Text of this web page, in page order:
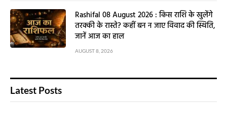
Rashifal 08 August 2026 : किस राशि के खुलेंगे
तरक्की के रास्ते? कहीं बन न जाए विवाद की स्थिति,
जानें आज का हाल
AUGUST 8, 2026
Latest Posts